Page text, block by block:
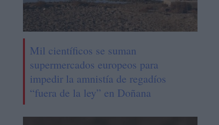
Mil científicos se suman
supermercados europeos para
impedir la amnistía de regadíos
“fuera de la ley” en Doñana